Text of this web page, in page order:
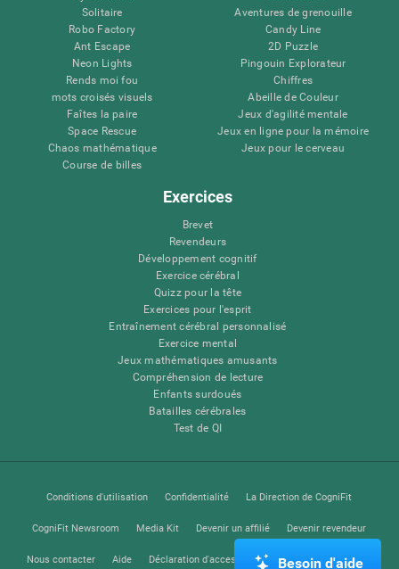
Solitaire
Robo Factory
Ant Escape
Neon Lights
Rends moi fou
mots croisés visuels
Faîtes la paire
Space Rescue
Chaos mathématique
Course de billes
Aventures de grenouille
Candy Line
2D Puzzle
Pingouin Explorateur
Chiffres
Abeille de Couleur
Jeux d'agilité mentale
Jeux en ligne pour la mémoire
Jeux pour le cerveau
Exercices
Brevet
Revendeurs
Développement cognitif
Exercice cérébral
Quizz pour la tête
Exercices pour l'esprit
Entraînement cérébral personnalisé
Exercice mental
Jeux mathématiques amusants
Compréhension de lecture
Enfants surdoués
Batailles cérébrales
Test de QI
Conditions d'utilisation Confidentialité La Direction de CogniFit
CogniFit Newsroom Media Kit Devenir un affilié Devenir revendeur
Nous contacter Aide Déclaration d'accessibilité Centre de Confiance
Besoin d'aide